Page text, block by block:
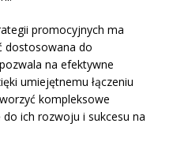
promocyjnych ma
dostosowana do
na efektywne
umiejętnemu łączeniu
kompleksowe
ich rozwoju i sukcesu na